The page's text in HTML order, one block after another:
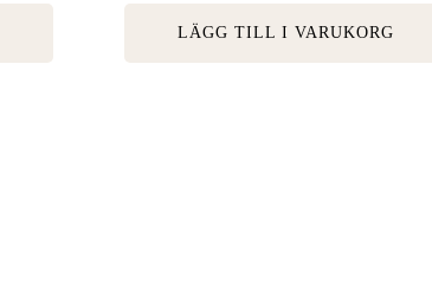
LÄGG TILL I VARUKORG